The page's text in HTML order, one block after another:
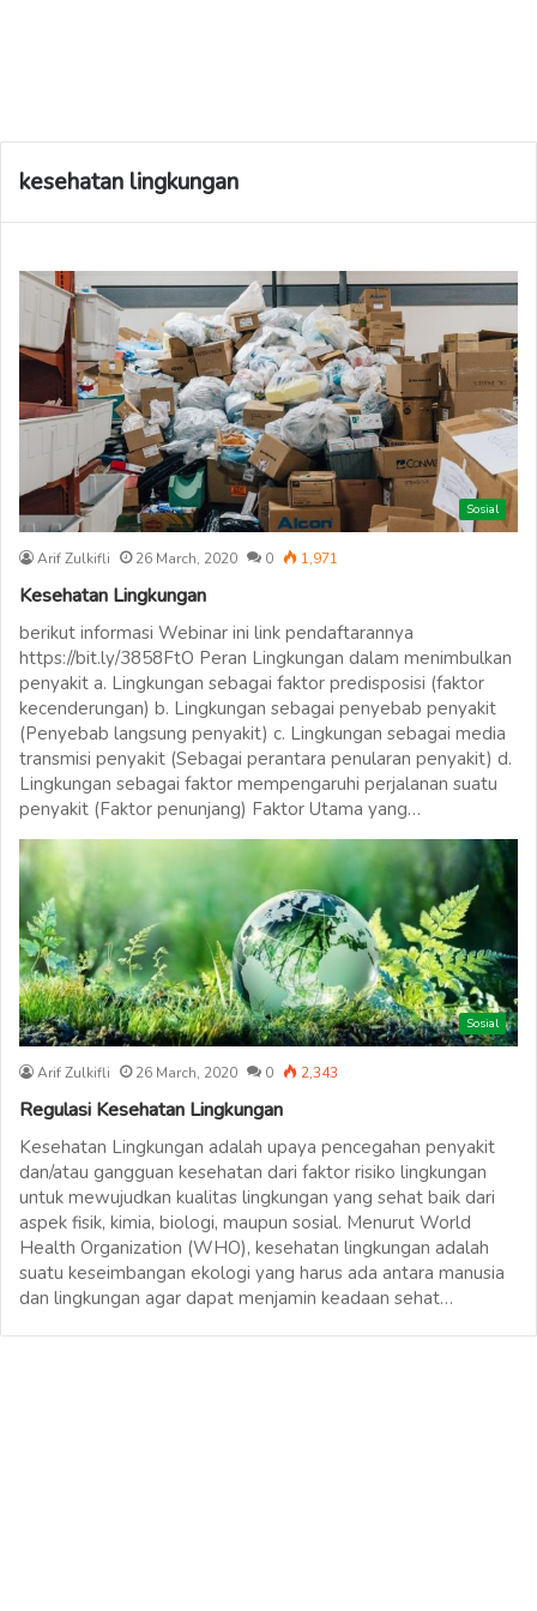
kesehatan lingkungan
Sosial
Arif Zulkifli 26 March, 2020 0 1,971
Kesehatan Lingkungan
berikut informasi Webinar ini link pendaftarannya
https://bit.ly/3858FtO Peran Lingkungan dalam menimbulkan
penyakit a. Lingkungan sebagai faktor predisposisi (faktor
kecenderungan) b. Lingkungan sebagai penyebab penyakit
(Penyebab langsung penyakit) c. Lingkungan sebagai media
transmisi penyakit (Sebagai perantara penularan penyakit) d.
Lingkungan sebagai faktor mempengaruhi perjalanan suatu
penyakit (Faktor penunjang) Faktor Utama yang…
Sosial
Arif Zulkifli 26 March, 2020 0 2,343
Regulasi Kesehatan Lingkungan
Kesehatan Lingkungan adalah upaya pencegahan penyakit
dan/atau gangguan kesehatan dari faktor risiko lingkungan
untuk mewujudkan kualitas lingkungan yang sehat baik dari
aspek fisik, kimia, biologi, maupun sosial. Menurut World
Health Organization (WHO), kesehatan lingkungan adalah
suatu keseimbangan ekologi yang harus ada antara manusia
dan lingkungan agar dapat menjamin keadaan sehat…